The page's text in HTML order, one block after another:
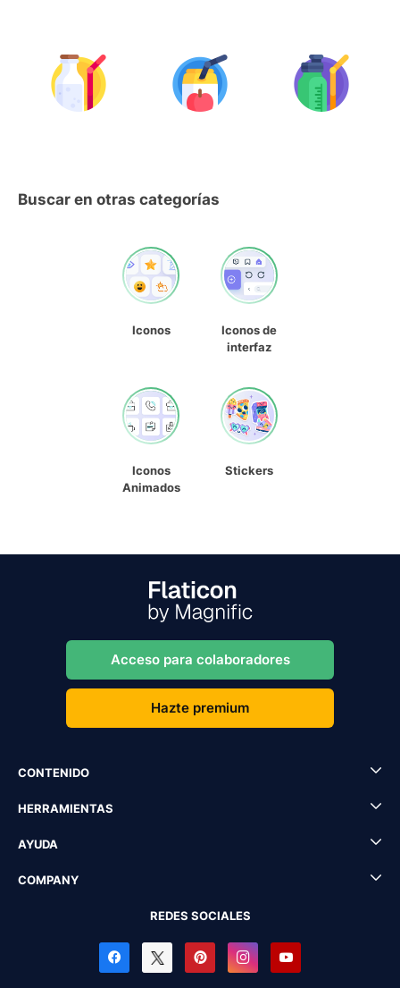
Buscar en otras categorías
Iconos
Iconos de
interfaz
Iconos
Animados
Stickers
Acceso para colaboradores
Hazte premium
CONTENIDO
HERRAMIENTAS
AYUDA
COMPANY
REDES SOCIALES